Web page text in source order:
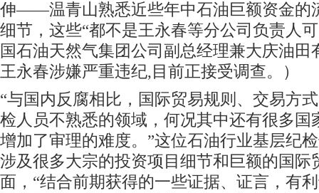
伸——温青山熟悉近些年中石油巨额资金的
细节，这些“都不是王永春等分公司负责人
国石油天然气集团公司副总经理兼大庆油田
王永春涉嫌严重违纪,目前正接受调查。）
“与国内反腐相比，国际贸易规则、交易方
检人员不熟悉的领域，何况其中还有很多国
增加了审理的难度。”这位石油行业基层纪
涉及很多大宗的投资项目细节和巨额的国际
面，“结合前期获得的一些证据、证言，有